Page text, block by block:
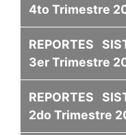
4to Trimestre
REPORTES
3er Trimestre
REPORTES
2do Trimestre